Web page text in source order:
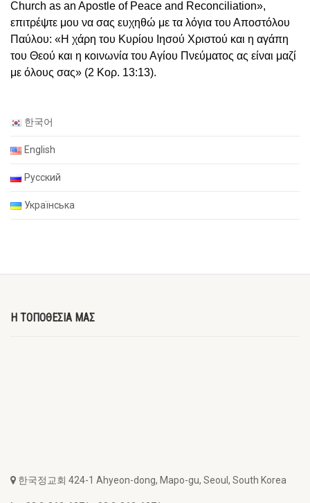
Church as an Apostle of Peace and Reconciliation»,
επιτρέψτε μου να σας ευχηθώ με τα λόγια του Αποστόλου
Παύλου: «Η χάρη του Κυρίου Ιησού Χριστού και η αγάπη
του Θεού και η κοινωνία του Αγίου Πνεύματος ας είναι μαζί
με όλους σας» (2 Κορ. 13:13).
한국어
English
Русский
Українська
Η ΤΟΠΟΘΕΣΙΑ ΜΑΣ
한국정교회 424-1 Ahyeon-dong, Mapo-gu, Seoul, South Korea